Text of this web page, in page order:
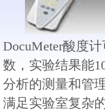
DocuMeter酸度
数，实验结果能
分析的测量和管
满足实验室复杂